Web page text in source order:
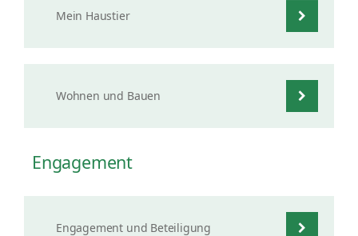
Mein Haustier
Wohnen und Bauen
Engagement
Engagement und Beteiligung